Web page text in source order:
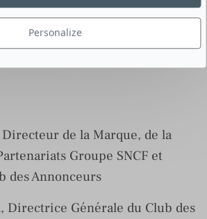
défis et réflexions de ses
aider à mieux anticiper
en tirer toutes les opportunités
de la Marque, de la
Groupe SNCF et
des Annonceurs
, Directrice Générale du Club des
Personalize